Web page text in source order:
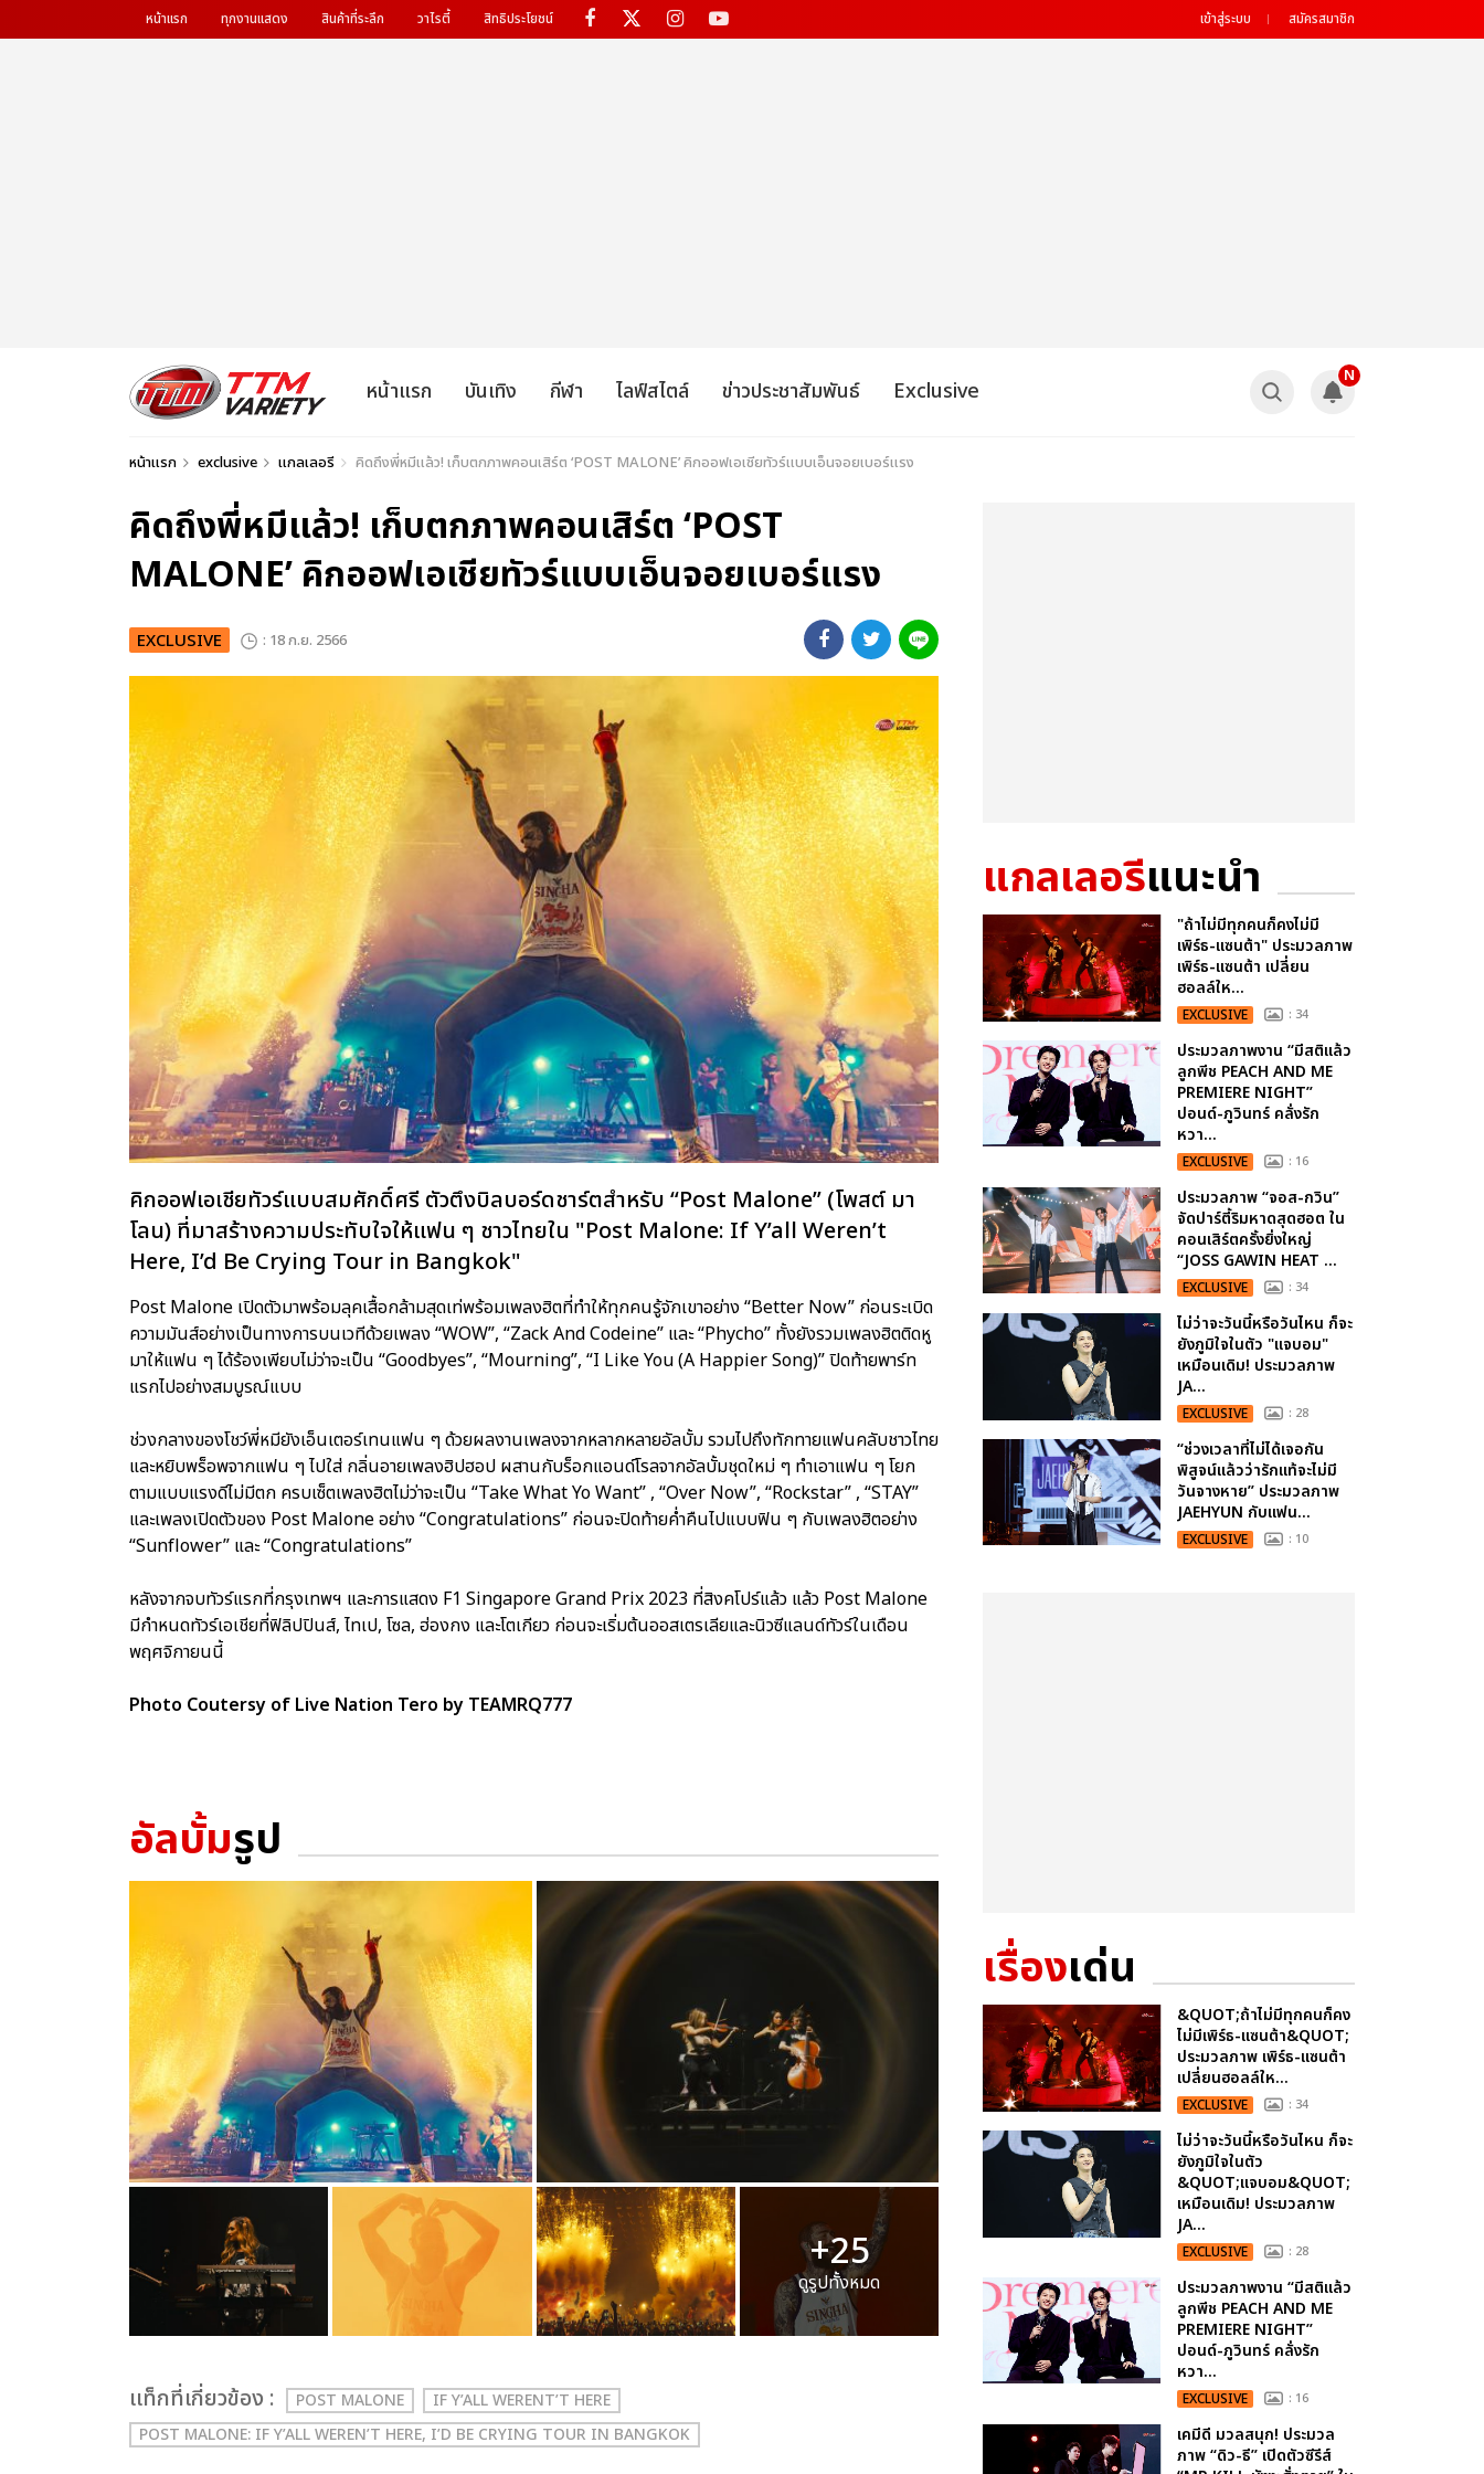
หน้าแรก ทุกงานแสดง สินค้าที่ระลึก วาไรตี้ สิทธิประโยชน์ เข้าสู่ระบบ สมัครสมาชิก
หน้าแรก บันเทิง กีฬา ไลฟ์สไตล์ ข่าวประชาสัมพันธ์ Exclusive
N
หน้าแรก exclusive แกลเลอรี คิดถึงพี่หมีแล้ว! เก็บตกภาพคอนเสิร์ต ‘POST MALONE’ คิกออฟเอเชียทัวร์แบบเอ็นจอยเบอร์แรง
คิดถึงพี่หมีแล้ว! เก็บตกภาพคอนเสิร์ต ‘POST
MALONE’ คิกออฟเอเชียทัวร์แบบเอ็นจอยเบอร์แรง
EXCLUSIVE : 18 ก.ย. 2566
คิกออฟเอเชียทัวร์แบบสมศักดิ์ศรี ตัวตึงบิลบอร์ดชาร์ตสำหรับ “Post Malone” (โพสต์ มา
โลน) ที่มาสร้างความประทับใจให้แฟน ๆ ชาวไทยใน "Post Malone: If Y’all Weren’t
Here, I’d Be Crying Tour in Bangkok"
Post Malone เปิดตัวมาพร้อมลุคเสื้อกล้ามสุดเท่พร้อมเพลงฮิตที่ทำให้ทุกคนรู้จักเขาอย่าง “Better Now” ก่อนระเบิด
ความมันส์อย่างเป็นทางการบนเวทีด้วยเพลง “WOW”, “Zack And Codeine” และ “Phycho” ทั้งยังรวมเพลงฮิตติดหู
มาให้แฟน ๆ ได้ร้องเพียบไม่ว่าจะเป็น “Goodbyes”, “Mourning”, “I Like You (A Happier Song)” ปิดท้ายพาร์ท
แรกไปอย่างสมบูรณ์แบบ
ช่วงกลางของโชว์พี่หมียังเอ็นเตอร์เทนแฟน ๆ ด้วยผลงานเพลงจากหลากหลายอัลบั้ม รวมไปถึงทักทายแฟนคลับชาวไทย
และหยิบพร็อพจากแฟน ๆ ไปใส่ กลิ่นอายเพลงฮิปฮอป ผสานกับร็อกแอนด์โรลจากอัลบั้มชุดใหม่ ๆ ทำเอาแฟน ๆ โยก
ตามแบบแรงดีไม่มีตก ครบเซ็ตเพลงฮิตไม่ว่าจะเป็น “Take What Yo Want” , “Over Now”, “Rockstar” , “STAY”
และเพลงเปิดตัวของ Post Malone อย่าง “Congratulations” ก่อนจะปิดท้ายค่ำคืนไปแบบฟิน ๆ กับเพลงฮิตอย่าง
“Sunflower” และ “Congratulations”
หลังจากจบทัวร์แรกที่กรุงเทพฯ และการแสดง F1 Singapore Grand Prix 2023 ที่สิงคโปร์แล้ว แล้ว Post Malone
มีกำหนดทัวร์เอเชียที่ฟิลิปปินส์, ไทเป, โซล, ฮ่องกง และโตเกียว ก่อนจะเริ่มต้นออสเตรเลียและนิวซีแลนด์ทัวร์ในเดือน
พฤศจิกายนนี้
Photo Coutersy of Live Nation Tero by TEAMRQ777
อัลบั้มรูป
+25
ดูรูปทั้งหมด
เเท็กที่เกี่ยวข้อง : POST MALONE
IF Y’ALL WERENT’T HERE
POST MALONE: IF Y’ALL WEREN’T HERE, I’D BE CRYING TOUR IN BANGKOK
แกลเลอรีแนะนำ
"ถ้าไม่มีทุกคนก็คงไม่มี
เพิร์ธ-แซนต้า" ประมวลภาพ
เพิร์ธ-แซนต้า เปลี่ยน
ฮอลล์ให...
EXCLUSIVE : 34
ประมวลภาพงาน “มีสติแล้ว
ลูกพีช PEACH AND ME
PREMIERE NIGHT”
ปอนด์-ภูวินทร์ คลั่งรัก
หวา...
EXCLUSIVE : 16
ประมวลภาพ “จอส-กวิน”
จัดปาร์ตี้ริมหาดสุดฮอต ใน
คอนเสิร์ตครั้งยิ่งใหญ่
“JOSS GAWIN HEAT ...
EXCLUSIVE : 34
ไม่ว่าจะวันนี้หรือวันไหน ก็จะ
ยังภูมิใจในตัว "แจบอม"
เหมือนเดิม! ประมวลภาพ
JA...
EXCLUSIVE : 28
“ช่วงเวลาที่ไม่ได้เจอกัน
พิสูจน์แล้วว่ารักแท้จะไม่มี
วันจางหาย” ประมวลภาพ
JAEHYUN กับแฟน...
EXCLUSIVE : 10
เรื่องเด่น
&QUOT;ถ้าไม่มีทุกคนก็คง
ไม่มีเพิร์ธ-แซนต้า&QUOT;
ประมวลภาพ เพิร์ธ-แซนต้า
เปลี่ยนฮอลล์ให...
EXCLUSIVE : 34
ไม่ว่าจะวันนี้หรือวันไหน ก็จะ
ยังภูมิใจในตัว
&QUOT;แจบอม&QUOT;
เหมือนเดิม! ประมวลภาพ
JA...
EXCLUSIVE : 28
ประมวลภาพงาน “มีสติแล้ว
ลูกพีช PEACH AND ME
PREMIERE NIGHT”
ปอนด์-ภูวินทร์ คลั่งรัก
หวา...
EXCLUSIVE : 16
เคมีดี มวลสนุก! ประมวล
ภาพ “ดิว-ธี” เปิดตัวซีรีส์